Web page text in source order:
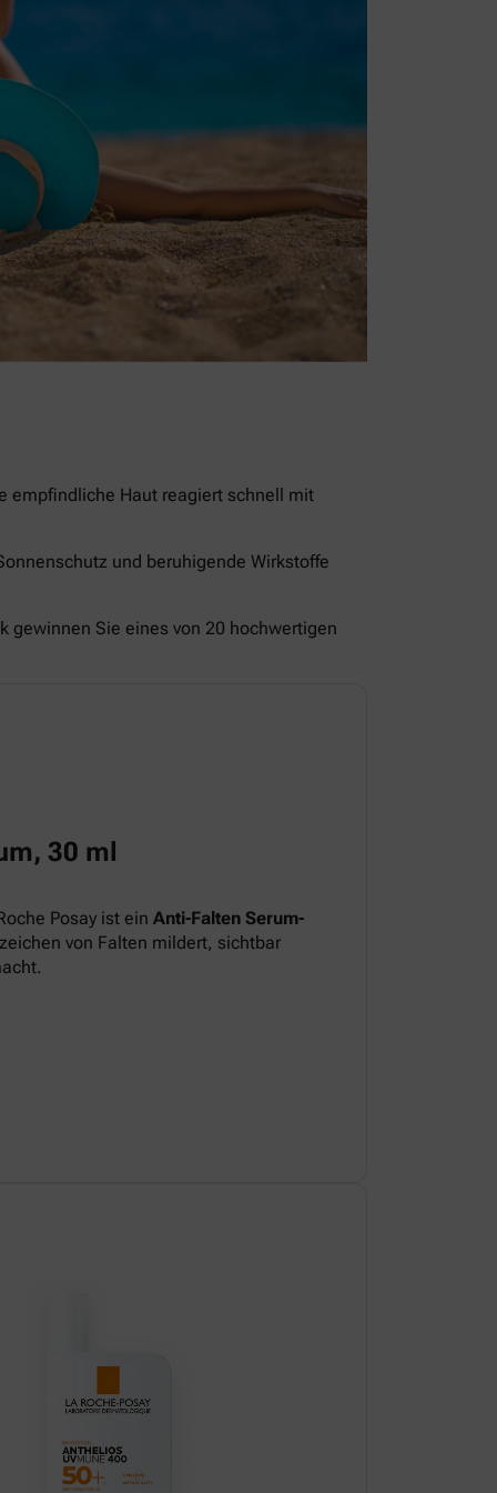
empfindliche Haut reagiert schnell mit
und beruhigende Wirkstoffe
gewinnen Sie eines von 20 hochwertigen
30 ml
Posay ist ein Anti-Falten Serum-
von Falten mildert, sichtbar